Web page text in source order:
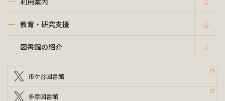
教育・研究支援
図書館の紹介
市ケ谷図書館
多摩図書館